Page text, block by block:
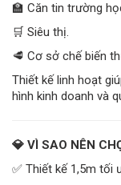
🏫 Căn tin trường
🛒 Siêu thị.
🥩 Cơ sở chế biến
Thiết kế linh hoạt
hình kinh doanh và
💎 VÌ SAO NÊN
✅ Thiết kế 1,5m tối